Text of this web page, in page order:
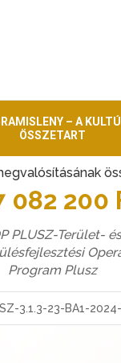
– A
ÖSSZETART
082 200
PLUSZ-Terület-
Program Plusz
3.1.3-23-BA1-